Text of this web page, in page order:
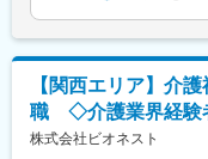
く数字軸を中核に
〇イノベーティブ
の強化
■魅力：
【上位職へステッ
5施設程度の施設を
門の責任者やグル
（年収1,500万円も
す！ぜひチャレン
であり、選考を通
定手当を含めた表
【関西エリア】介
職 ◇介護業界経験
株式会社ビオネスト